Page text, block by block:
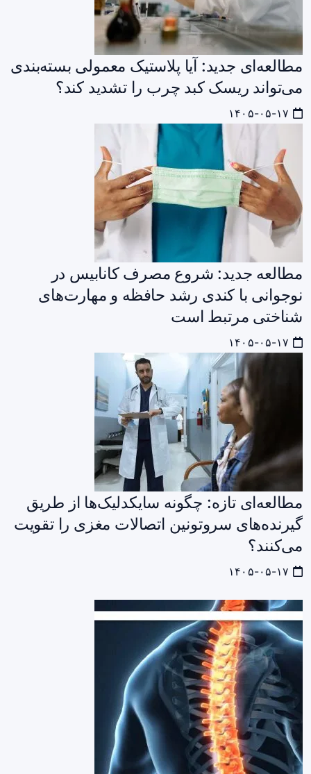
مطالعه‌ای جدید: آیا پلاستیک معمولی بسته‌بندی
می‌تواند ریسک کبد چرب را تشدید کند؟
مطالعه جدید: شروع مصرف کانابیس در
نوجوانی با کندی رشد حافظه و مهارت‌های
شناختی مرتبط است
مطالعه‌ای تازه: چگونه سایکدلیک‌ها از طریق
گیرنده‌های سروتونین اتصالات مغزی را تقویت
می‌کنند؟